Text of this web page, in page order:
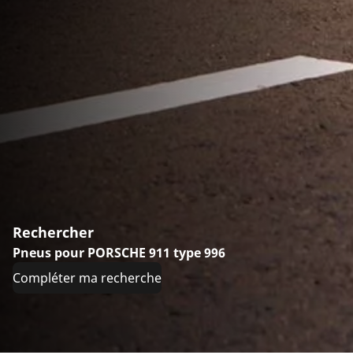
Rechercher
Pneus pour PORSCHE 911 type 996
Compléter ma recherche